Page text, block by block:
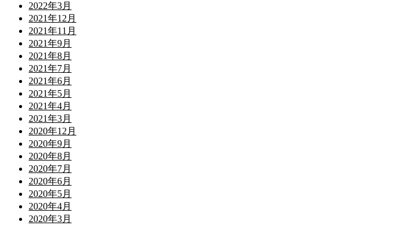
2022年3月
2021年12月
2021年11月
2021年9月
2021年8月
2021年7月
2021年6月
2021年5月
2021年4月
2021年3月
2020年12月
2020年9月
2020年8月
2020年7月
2020年6月
2020年5月
2020年4月
2020年3月